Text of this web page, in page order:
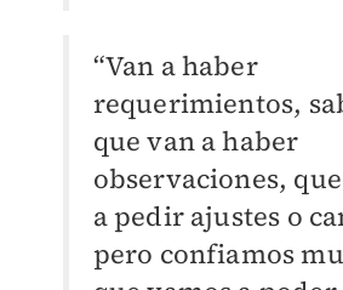
“Van a haber
requerimientos,
que van a haber
observaciones,
a pedir ajustes o
pero confiamos